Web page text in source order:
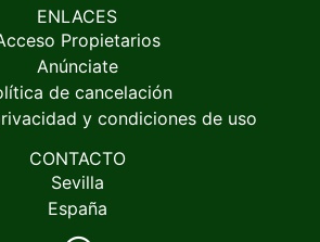
ENLACES
Propietarios
Anúnciate
de cancelación
y condiciones de uso
CONTACTO
Sevilla
España